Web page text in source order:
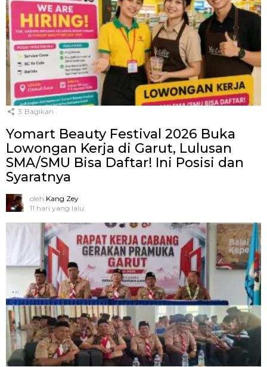
3 Bagikan
Yomart Beauty Festival 2026 Buka
Lowongan Kerja di Garut, Lulusan
SMA/SMU Bisa Daftar! Ini Posisi dan
Syaratnya
oleh Kang Zey
11 hari yang lalu